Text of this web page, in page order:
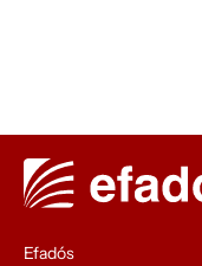
Efadós